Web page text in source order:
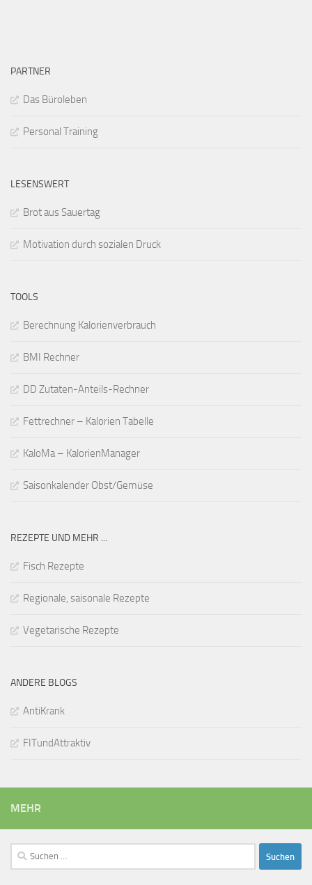
PARTNER
Das Büroleben
Personal Training
LESENSWERT
Brot aus Sauertag
Motivation durch sozialen Druck
TOOLS
Berechnung Kalorienverbrauch
BMI Rechner
DD Zutaten-Anteils-Rechner
Fettrechner – Kalorien Tabelle
KaloMa – KalorienManager
Saisonkalender Obst/Gemüse
REZEPTE UND MEHR ...
Fisch Rezepte
Regionale, saisonale Rezepte
Vegetarische Rezepte
ANDERE BLOGS
AntiKrank
FITundAttraktiv
MEHR
Suchen
nach: